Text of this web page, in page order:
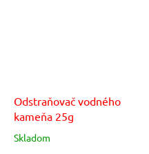
Odstraňovač vodného
kameňa 25g
Skladom